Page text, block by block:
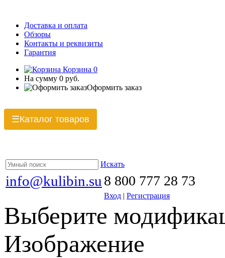
Доставка и оплата
Обзоры
Контакты и реквизиты
Гарантия
Корзина 0
На сумму 0 руб.
Оформить заказ
☰Каталог товаров
Искать
info@kulibin.su 8 800 777 28 73
Вход | Регистрация
Выберите
Изображение